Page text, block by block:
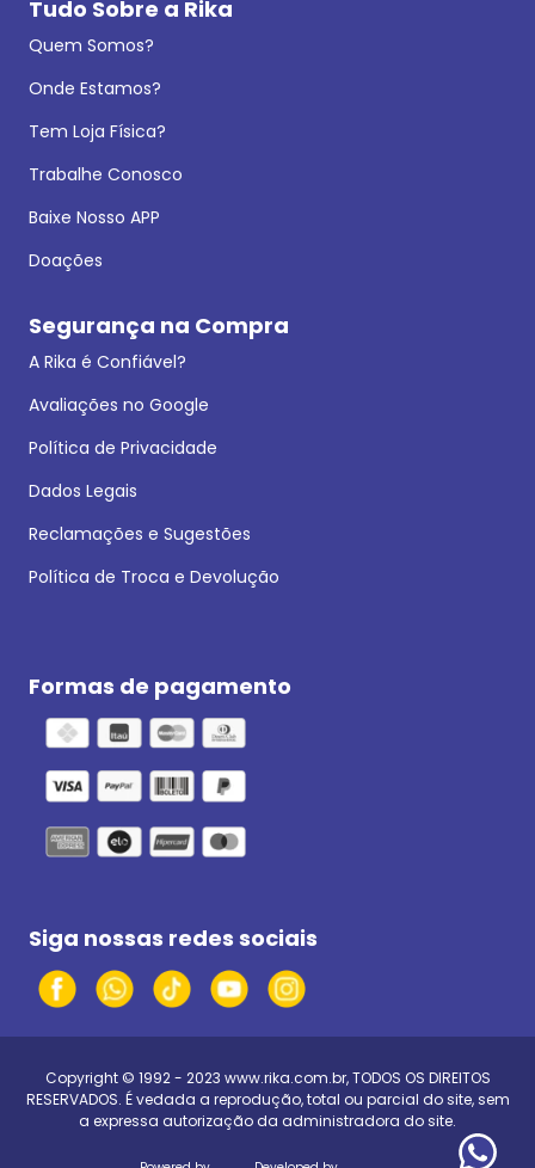
Tudo Sobre a Rika
Quem Somos?
Onde Estamos?
Tem Loja Física?
Trabalhe Conosco
Baixe Nosso APP
Doações
Segurança na Compra
A Rika é Confiável?
Avaliações no Google
Política de Privacidade
Dados Legais
Reclamações e Sugestões
Política de Troca e Devolução
Formas de pagamento
Siga nossas redes sociais
Copyright © 1992 - 2023 www.rika.com.br, TODOS OS DIREITOS
RESERVADOS. É vedada a reprodução, total ou parcial do site, sem
a expressa autorização da administradora do site.